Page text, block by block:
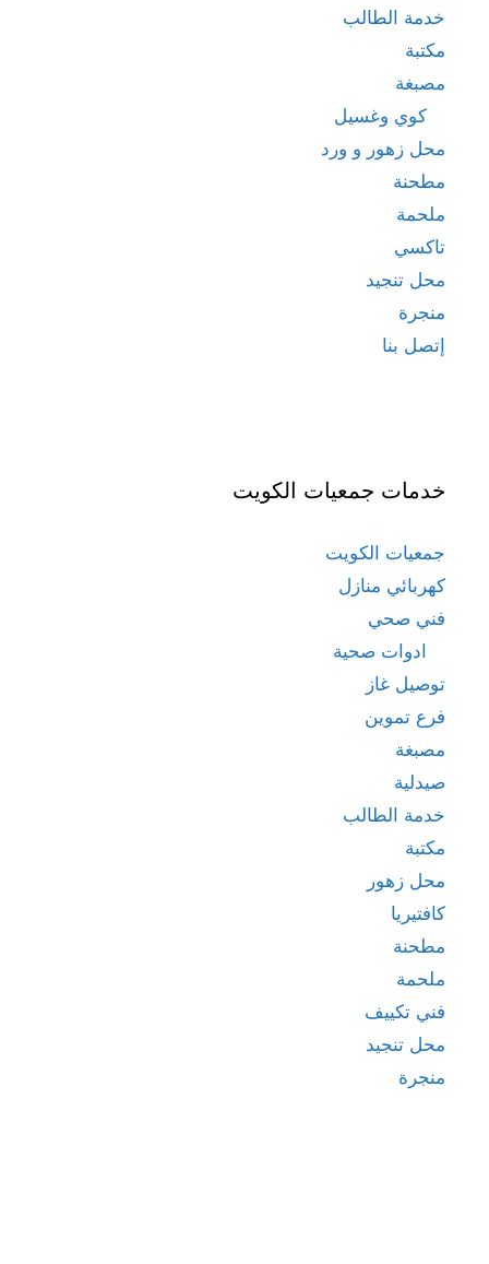
خدمة الطالب
مكتبة
مصبغة
كوي وغسيل
محل زهور و ورد
مطحنة
ملحمة
تاكسي
محل تنجيد
منجرة
إتصل بنا
خدمات جمعيات الكويت
جمعيات الكويت
كهربائي منازل
فني صحي
ادوات صحية
توصيل غاز
فرع تموين
مصبغة
صيدلية
خدمة الطالب
مكتبة
محل زهور
كافتيريا
مطحنة
ملحمة
فني تكييف
محل تنجيد
منجرة